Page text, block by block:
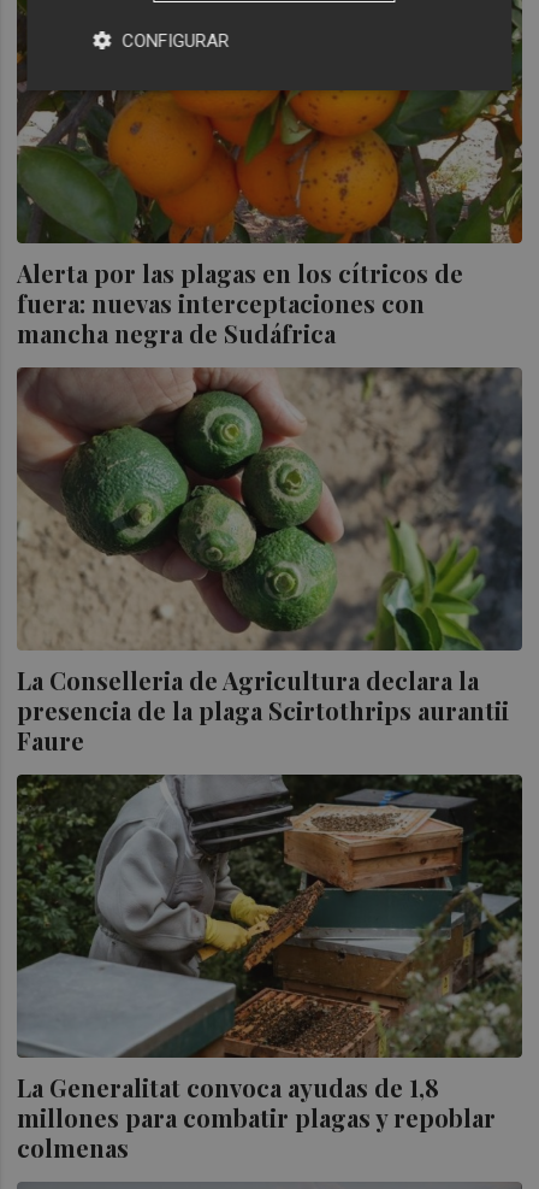
Alerta por las plagas en los cítricos de
fuera: nuevas interceptaciones con
mancha negra de Sudáfrica
La Conselleria de Agricultura declara la
presencia de la plaga Scirtothrips aurantii
Faure
La Generalitat convoca ayudas de 1,8
millones para combatir plagas y repoblar
colmenas
CONFIGURAR